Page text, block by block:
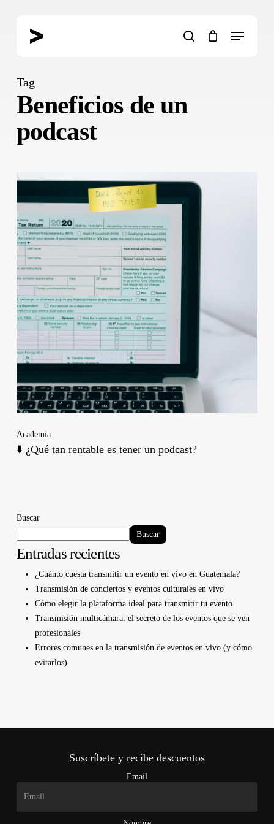
search
Menu
Tag
Beneficios de un
podcast
Academia
⬇️ ¿Qué tan rentable es tener un podcast?
Buscar
Buscar
Entradas recientes
¿Cuánto cuesta transmitir un evento en vivo en Guatemala?
Transmisión de conciertos y eventos culturales en vivo
Cómo elegir la plataforma ideal para transmitir tu evento
Transmisión multicámara: el secreto de los eventos que se ven
profesionales
Errores comunes en la transmisión de eventos en vivo (y cómo
evitarlos)
Suscríbete y recibe descuentos
Email